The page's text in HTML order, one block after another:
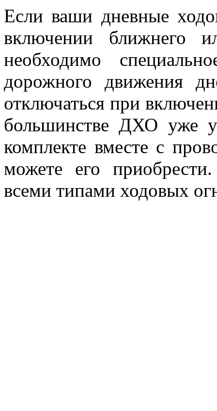
Если ваши дневные
включении ближнего
необходимо
дорожного движения
отключаться при
большинстве ДХО уже
комплекте вместе с
можете его
всеми типами ходовых